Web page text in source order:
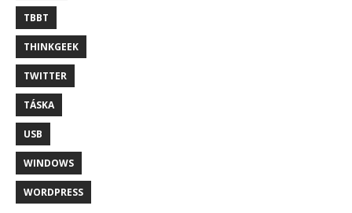
TBBT
THINKGEEK
TWITTER
TÁSKA
USB
WINDOWS
WORDPRESS